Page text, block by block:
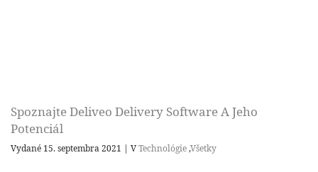
Spoznajte Deliveo Delivery Software A Jeho
Potenciál
Vydané 15. septembra 2021 | VTechnológie,Všetky